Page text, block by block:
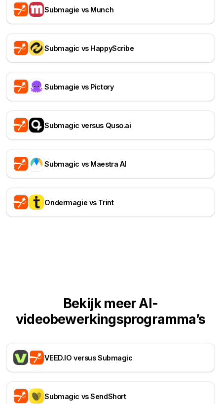
Submagie vs Munch
Submagic vs HappyScribe
Submagie vs Pictory
Submagic versus Quso.ai
Submagic vs Maestra AI
Ondermagie vs Trint
Bekijk meer AI-
videobewerkingsprogramma’s
VEED.IO versus Submagic
Submagic vs SendShort